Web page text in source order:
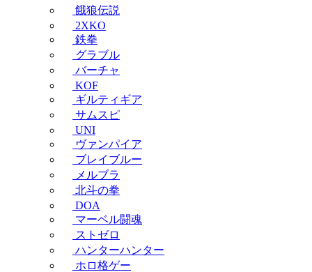
餓狼伝説
2XKO
鉄拳
グラブル
バーチャ
KOF
ギルティギア
サムスピ
UNI
ヴァンパイア
ブレイブルー
メルブラ
北斗の拳
DOA
マーベル闘魂
ストゼロ
ハンターハンター
ホロ格ゲー